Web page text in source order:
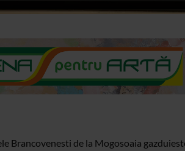
Brancovenesti de la Mogosoaia